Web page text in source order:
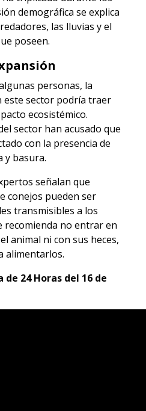
demográfica se explica
las lluvias y el
poseen.
personas, la
este sector podría traer
ecosistémico.
sector han acusado que
con la presencia de
y basura.
señalan que
conejos pueden ser
transmisibles a los
recomienda no entrar en
animal ni con sus heces,
alimentarlos.
24 Horas del 16 de